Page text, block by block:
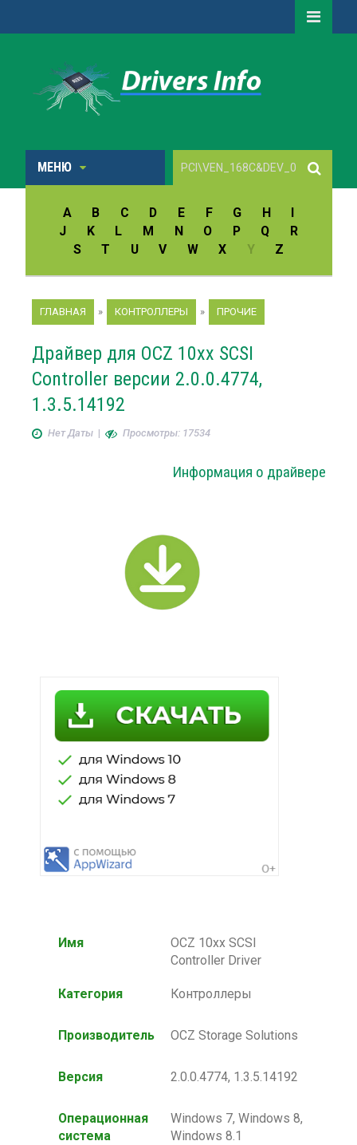
МЕНЮ
A B C D E F G H
I
J
K L M N O P Q
R
S
T U V W X Y Z
ГЛАВНАЯ » КОНТРОЛЛЕРЫ » ПРОЧИЕ
Драйвер для OCZ 10xx SCSI
Controller версии 2.0.0.4774,
1.3.5.14192
Нет Даты| Просмотры: 17534
Информация о драйвере
Имя
OCZ 10xx SCSI
Controller Driver
Категория Контроллеры
Производитель OCZ Storage Solutions
Версия 2.0.0.4774, 1.3.5.14192
Операционная
система
Windows 7, Windows 8,
Windows 8.1